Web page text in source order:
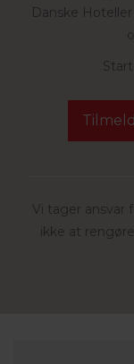
Danske
Vi tager ansvar
ikke at